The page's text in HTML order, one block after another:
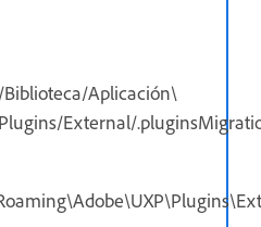
Aplicación\
External/